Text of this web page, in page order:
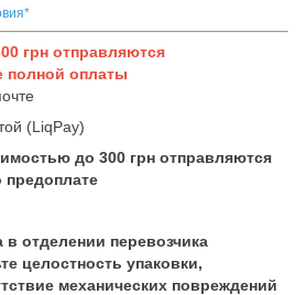
грн отправляются
полной оплаты
(LiqPay)
до 300 грн отправляются
предоплате
в отделении перевозчика
целостность упаковки,
механических повреждений